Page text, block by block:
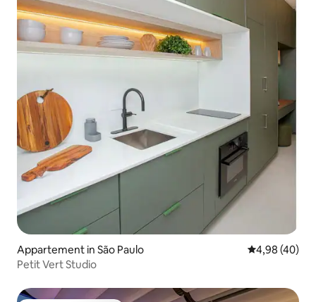
Appartement in São Paulo Gemiddelde
4,98 (40)
Petit Vert Studio